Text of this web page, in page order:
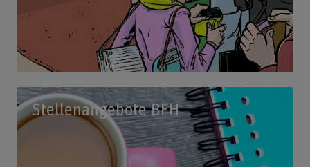
Stellenangebote BFH